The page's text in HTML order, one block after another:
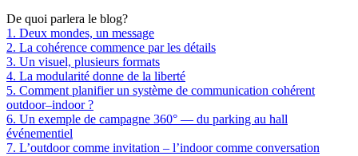
De quoi parlera le blog?
1. Deux mondes, un message
2. La cohérence commence par les détails
3. Un visuel, plusieurs formats
4. La modularité donne de la liberté
5. Comment planifier un système de communication cohérent
outdoor–indoor ?
6. Un exemple de campagne 360° — du parking au hall
événementiel
7. L’outdoor comme invitation – l’indoor comme conversation